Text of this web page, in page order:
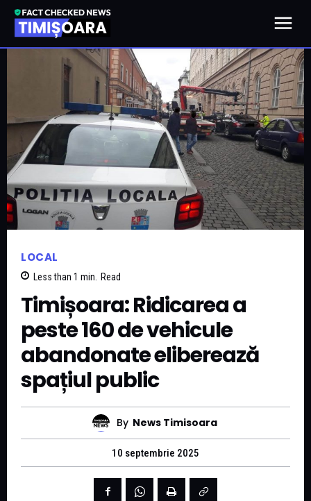
LOCAL
Less than 1 min. Read
Timișoara: Ridicarea a
peste 160 de vehicule
abandonate eliberează
spațiul public
By News Timisoara
10 septembrie 2025